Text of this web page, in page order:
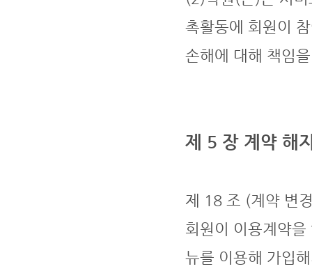
촉활동에 회원이
손해에 대해 책임
제 5 장 계약 해
제 18 조 (계약 변
회원이 이용계약
뉴를 이용해 가입